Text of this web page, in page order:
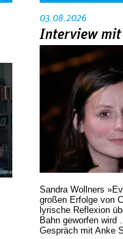
03.08.2026
Interview mit
Sandra Wollners
großen Erfolge von
lyrische Reflexion
Bahn geworfen
Gespräch mit Anke